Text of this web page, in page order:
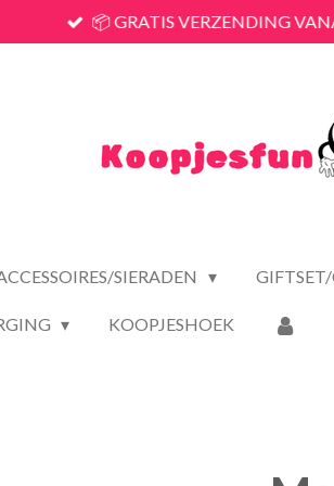
📦 GRATIS VERZENDING
SIERADEN
KOOPJESHOEK